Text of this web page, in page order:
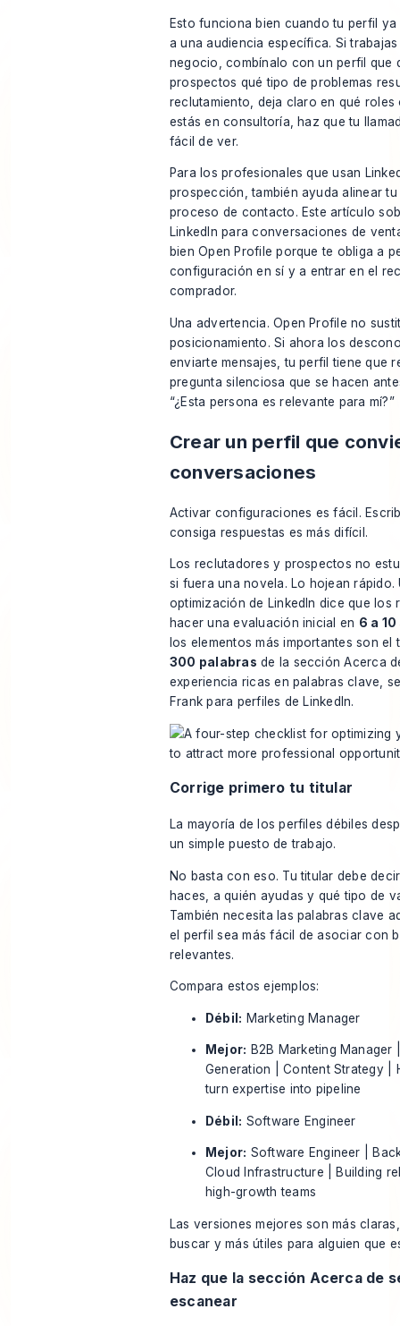
Esto funciona bien cuando tu perfil
a una audiencia específica. Si
negocio, combínalo con un perfil que
prospectos qué tipo de problemas
reclutamiento, deja claro en qué roles
estás en consultoría, haz que tu
fácil de ver.
Para los profesionales que usan
prospección, también ayuda alinear
proceso de contacto. Este artículo
LinkedIn para conversaciones de
bien Open Profile porque te obliga a
configuración en sí y a entrar en el
comprador.
Una advertencia. Open Profile no
posicionamiento. Si ahora los
enviarte mensajes, tu perfil tiene que
pregunta silenciosa que se hacen
“¿Esta persona es relevante para mí?”
Crear un perfil que
conversaciones
Activar configuraciones es fácil.
consiga respuestas es más difícil.
Los reclutadores y prospectos no
si fuera una novela. Lo hojean rápido.
optimización de LinkedIn dice que los
hacer una evaluación inicial en 6 a
los elementos más importantes son el
300 palabras de la sección Acerca
experiencia ricas en palabras clave,
Frank para perfiles de LinkedIn.
Corrige primero tu titular
La mayoría de los perfiles débiles
un simple puesto de trabajo.
No basta con eso. Tu titular debe
haces, a quién ayudas y qué tipo de
También necesita las palabras clave
el perfil sea más fácil de asociar con
relevantes.
Compara estos ejemplos:
Débil: Marketing Manager
Mejor: B2B Marketing Manager
Generation | Content Strategy |
turn expertise into pipeline
Débil: Software Engineer
Mejor: Software Engineer |
Cloud Infrastructure | Building
high-growth teams
Las versiones mejores son más
buscar y más útiles para alguien que
Haz que la sección Acerca de
escanear